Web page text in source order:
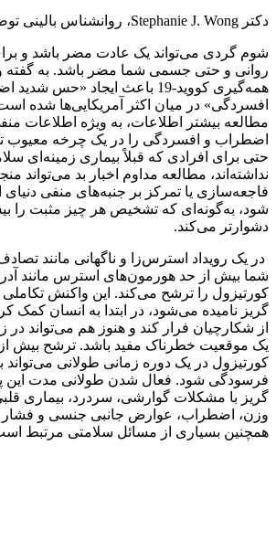
دکتر Stephanie J. Wong، روانشناس بالینی توضیح می‌دهد:
شوم گردی می‌تواند یک عادت مضر باشد و
روانی و حتی جسمی شما مضر باشد. به گفته
همه‌گیری کووید-19 باعث ایجاد «حس
افسردگی» در میان اکثر آمریکایی‌ها شده
مطالعه بیشتر اطلاعات، به ویژه اطلاعات
اضطراب و افسردگی را در یک چرخه معیوب
حتی برای افرادی که قبلاً بیماری زمینه‌ای
نداشته‌اند، مطالعه مداوم اخبار بد می‌تواند
فاجعه‌سازی یا تمرکز بر جنبه‌های منفی
شود، به‌گونه‌ای که تشخیص هر چیز مثبت را
دشوارتر می‌کند.
در یک رویداد استرس‌زا و ناگهانی مانند
شما بیش از حد هورمون‌های استرس مانند
کورتیزول را ترشح می‌کند. این واکنش تکاملی
گریز نامیده می‌شود، در ابتدا به انسان کمک
از شکارچیان فرار کند و هنوز هم می‌تواند در
یک موقعیت خطرناک مفید باشد. ترشح بیش از
کورتیزول در یک دوره زمانی طولانی می‌تواند
فرسودگی شود. فعال شدن طولانی مدت این
گریز با مشکلات گوارشی، سردرد، بیماری
وزن، اضطراب، عوارض جانبی جنسی و فشار
همچنین بسیاری از مسائل سلامتی مرتبط